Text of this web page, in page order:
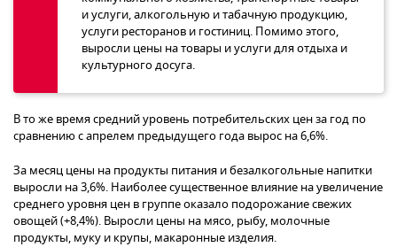
и услуги, алкогольную и табачную продукцию,
услуги ресторанов и гостиниц. Помимо этого,
выросли цены на товары и услуги для отдыха и
культурного досуга.
В то же время средний уровень потребительских цен за год по
сравнению с апрелем предыдущего года вырос на 6,6%.
За месяц цены на продукты питания и безалкогольные напитки
выросли на 3,6%. Наиболее существенное влияние на увеличение
среднего уровня цен в группе оказало подорожание свежих
овощей (+8,4%). Выросли цены на мясо, рыбу, молочные
продукты, муку и крупы, макаронные изделия.